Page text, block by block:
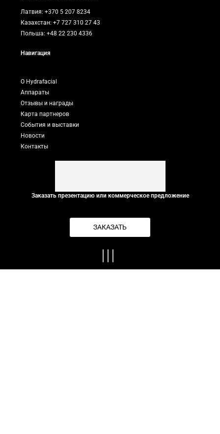
Латвия: +370 5 207 8234
Казахстан: +7 727 310 27 43
Польша: +48 22 230 4336
Навигация
О Hydrafacial
Аппараты
Отзывы и награды
Карта партнеров
События и выставки
Новости
Контакты
Заказать презентацию или коммерческое предложение
ЗАКАЗАТЬ